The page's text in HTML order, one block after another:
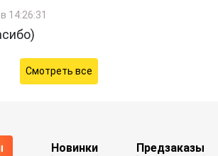
14:26:31
Смотреть все
Новинки Предзаказы